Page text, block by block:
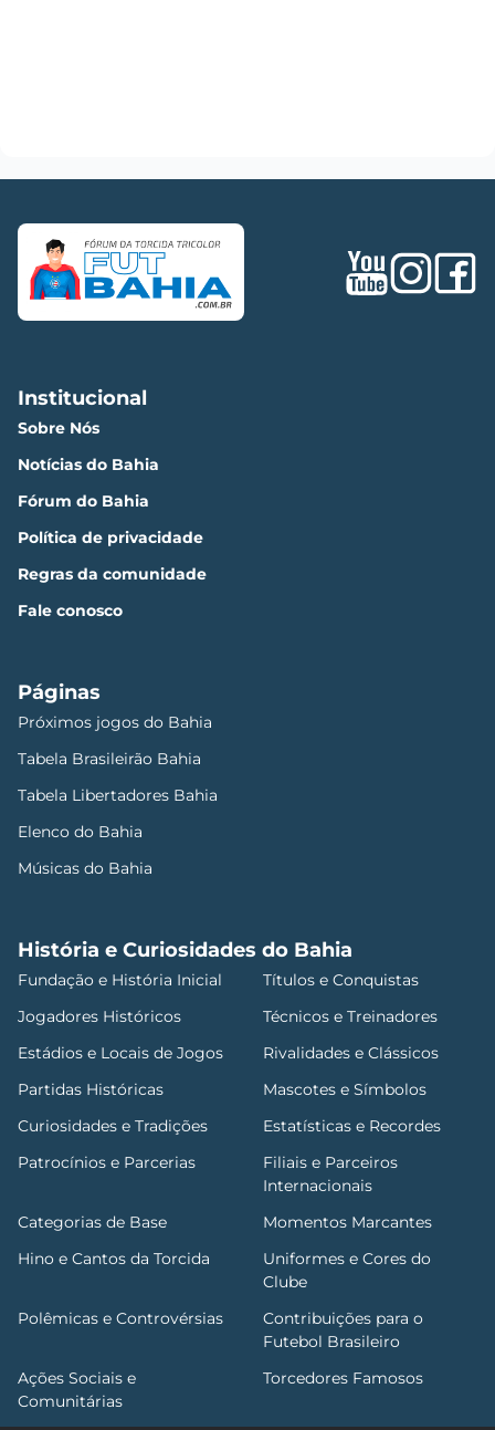
Institucional
Sobre Nós
Notícias do Bahia
Fórum do Bahia
Política de privacidade
Regras da comunidade
Fale conosco
Páginas
Próximos jogos do Bahia
Tabela Brasileirão Bahia
Tabela Libertadores Bahia
Elenco do Bahia
Músicas do Bahia
História e Curiosidades do Bahia
Fundação e História Inicial
Títulos e Conquistas
Jogadores Históricos
Técnicos e Treinadores
Estádios e Locais de Jogos
Rivalidades e Clássicos
Partidas Históricas
Mascotes e Símbolos
Curiosidades e Tradições
Estatísticas e Recordes
Patrocínios e Parcerias
Filiais e Parceiros
Internacionais
Categorias de Base
Momentos Marcantes
Hino e Cantos da Torcida
Uniformes e Cores do
Clube
Polêmicas e Controvérsias
Contribuições para o
Futebol Brasileiro
Ações Sociais e
Comunitárias
Torcedores Famosos